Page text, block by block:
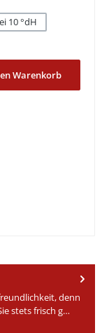
10 °dH
benutze die
Warenkorb
denn
stets frisch g…